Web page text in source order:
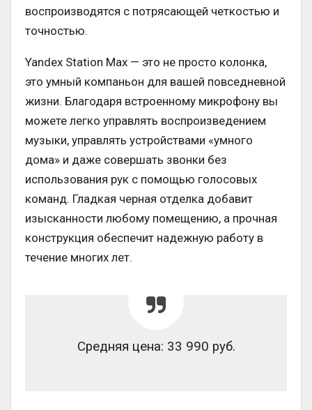
воспроизводятся с потрясающей четкостью и
точностью.
Yandex Station Max — это не просто колонка,
это умный компаньон для вашей повседневной
жизни. Благодаря встроенному микрофону вы
можете легко управлять воспроизведением
музыки, управлять устройствами «умного
дома» и даже совершать звонки без
использования рук с помощью голосовых
команд. Гладкая черная отделка добавит
изысканности любому помещению, а прочная
конструкция обеспечит надежную работу в
течение многих лет.
Средняя цена: 33 990 руб.